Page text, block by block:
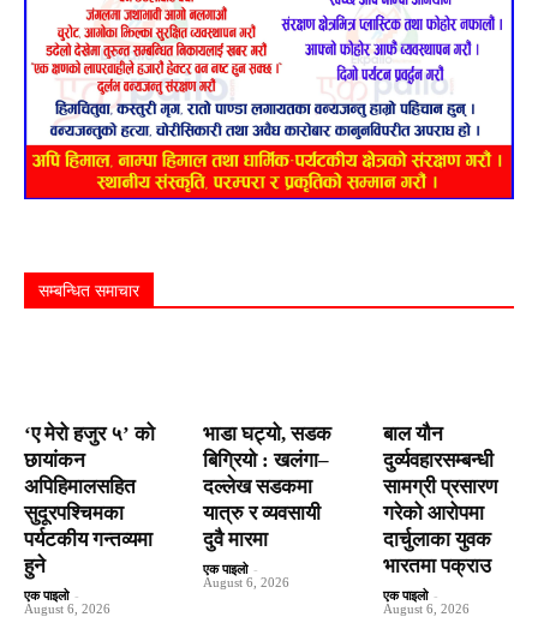
सम्बन्धित समाचार
‘ए मेरो हजुर ५’ को
छायांकन
अपिहिमालसहित
सुदूरपश्चिमका
पर्यटकीय गन्तव्यमा
हुने
एक पाइलो -
August 6, 2026
भाडा घट्यो, सडक
बिग्रियो : खलंगा–
दल्लेख सडकमा
यात्रु र व्यवसायी
दुवै मारमा
एक पाइलो -
August 6, 2026
बाल यौन
दुर्व्यवहारसम्बन्धी
सामग्री प्रसारण
गरेको आरोपमा
दार्चुलाका युवक
भारतमा पक्राउ
एक पाइलो -
August 6, 2026